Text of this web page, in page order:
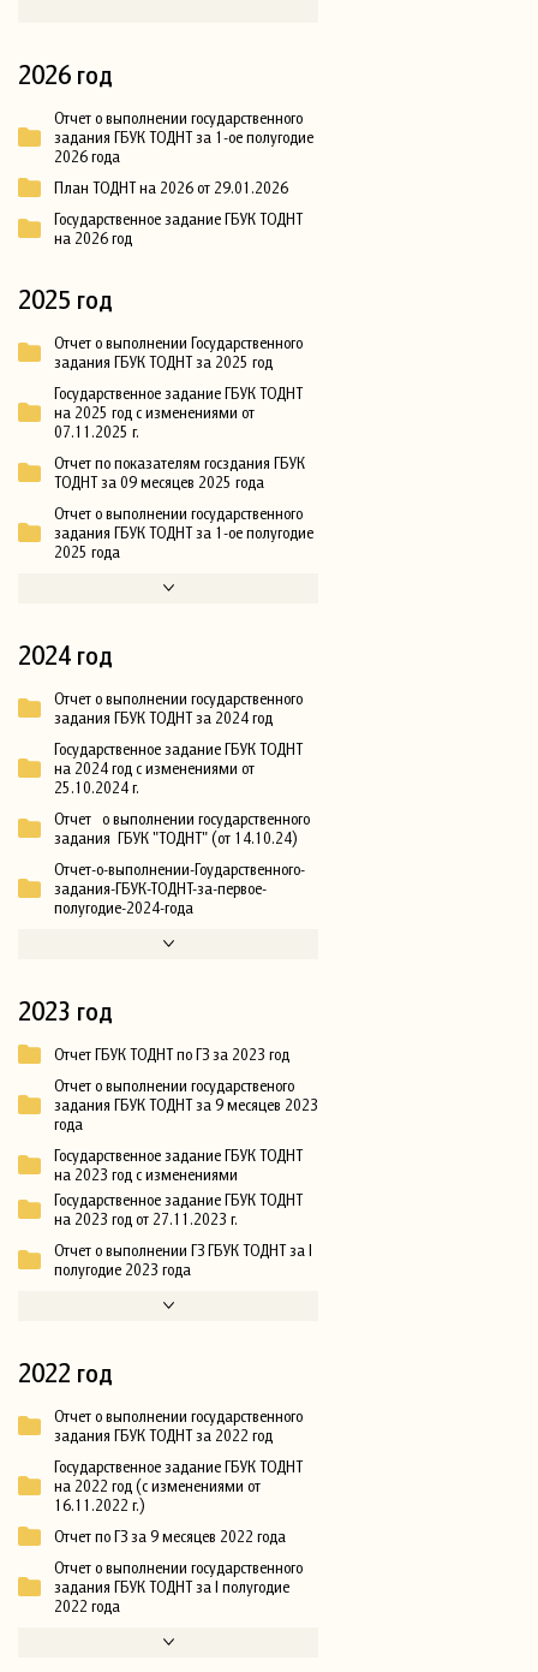
2026 год
Отчет о выполнении государственного
задания ГБУК ТОДНТ за 1-ое полугодие
2026 года
План ТОДНТ на 2026 от 29.01.2026
Государственное задание ГБУК ТОДНТ
на 2026 год
2025 год
Отчет о выполнении Государственного
задания ГБУК ТОДНТ за 2025 год
Государственное задание ГБУК ТОДНТ
на 2025 год с изменениями от
07.11.2025 г.
Отчет по показателям госздания ГБУК
ТОДНТ за 09 месяцев 2025 года
Отчет о выполнении государственного
задания ГБУК ТОДНТ за 1-ое полугодие
2025 года
2024 год
Отчет о выполнении государственного
задания ГБУК ТОДНТ за 2024 год
Государственное задание ГБУК ТОДНТ
на 2024 год с изменениями от
25.10.2024 г.
Отчет о выполнении государственного
задания ГБУК "ТОДНТ" (от 14.10.24)
Отчет-о-выполнении-Гоударственного-
задания-ГБУК-ТОДНТ-за-первое-
полугодие-2024-года
2023 год
Отчет ГБУК ТОДНТ по ГЗ за 2023 год
Отчет о выполнении государственого
задания ГБУК ТОДНТ за 9 месяцев 2023
года
Государственное задание ГБУК ТОДНТ
на 2023 год с изменениями
Государственное задание ГБУК ТОДНТ
на 2023 год от 27.11.2023 г.
Отчет о выполнении ГЗ ГБУК ТОДНТ за I
полугодие 2023 года
2022 год
Отчет о выполнении государственного
задания ГБУК ТОДНТ за 2022 год
Государственное задание ГБУК ТОДНТ
на 2022 год (с изменениями от
16.11.2022 г.)
Отчет по ГЗ за 9 месяцев 2022 года
Отчет о выполнении государственного
задания ГБУК ТОДНТ за I полугодие
2022 года